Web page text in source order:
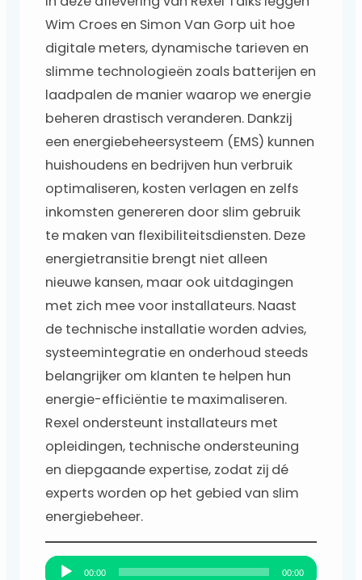
Wim Croes en Simon Van Gorp uit hoe
digitale meters, dynamische tarieven en
slimme technologieën zoals batterijen en
laadpalen de manier waarop we energie
beheren drastisch veranderen. Dankzij
een energiebeheersysteem (EMS) kunnen
huishoudens en bedrijven hun verbruik
optimaliseren, kosten verlagen en zelfs
inkomsten genereren door slim gebruik
te maken van flexibiliteitsdiensten. Deze
energietransitie brengt niet alleen
nieuwe kansen, maar ook uitdagingen
met zich mee voor installateurs. Naast
de technische installatie worden advies,
systeemintegratie en onderhoud steeds
belangrijker om klanten te helpen hun
energie-efficiëntie te maximaliseren.
Rexel ondersteunt installateurs met
opleidingen, technische ondersteuning
en diepgaande expertise, zodat zij dé
experts worden op het gebied van slim
energiebeheer.
A
00:00 00:00